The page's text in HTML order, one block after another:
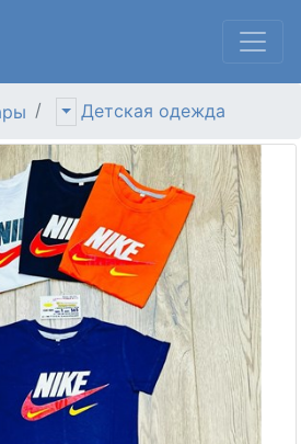
Детская одежда